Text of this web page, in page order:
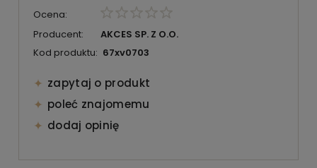
Ocena:
Producent:
AKCES SP. Z O.O.
Kod produktu: 67xv0703
zapytaj o produkt
poleć znajomemu
dodaj opinię